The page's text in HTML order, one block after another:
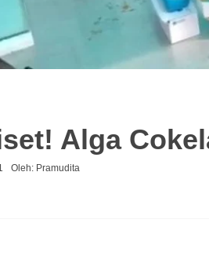
Alga
Oleh: Pramudita